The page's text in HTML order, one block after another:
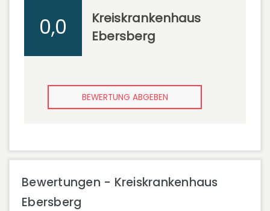
0,0
Kreiskrankenhaus
Ebersberg
BEWERTUNG ABGEBEN
Bewertungen - Kreiskrankenhaus
Ebersberg